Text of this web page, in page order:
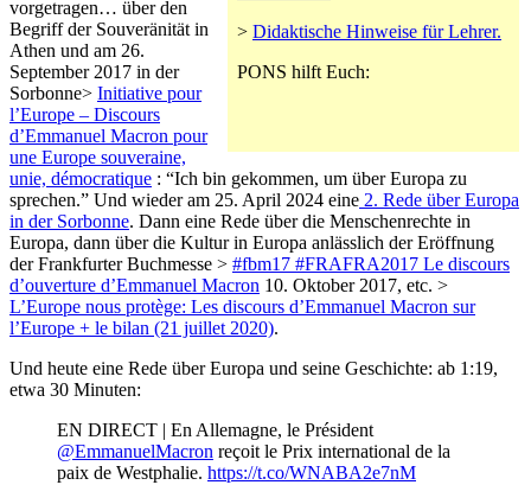
> Didaktische Hinweise für Lehrer.
PONS hilft Euch:
vorgetragen… über den
Begriff der Souveränität in
Athen und am 26.
September 2017 in der
Sorbonne> Initiative pour
l’Europe – Discours
d’Emmanuel Macron pour
une Europe souveraine,
unie, démocratique : “Ich bin gekommen, um über Europa zu
sprechen.” Und wieder am 25. April 2024 eine 2. Rede über Europa
in der Sorbonne. Dann eine Rede über die Menschenrechte in
Europa, dann über die Kultur in Europa anlässlich der Eröffnung
der Frankfurter Buchmesse > #fbm17 #FRAFRA2017 Le discours
d’ouverture d’Emmanuel Macron 10. Oktober 2017, etc. >
L’Europe nous protège: Les discours d’Emmanuel Macron sur
l’Europe + le bilan (21 juillet 2020).
Und heute eine Rede über Europa und seine Geschichte: ab 1:19,
etwa 30 Minuten:
EN DIRECT | En Allemagne, le Président
@EmmanuelMacron reçoit le Prix international de la
paix de Westphalie. https://t.co/WNABA2e7nM